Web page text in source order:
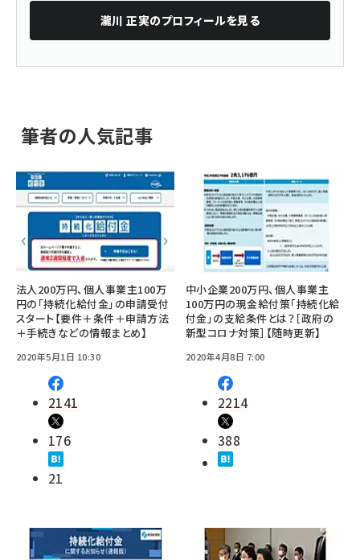
瀧川 正実のプロフィールを見る
筆者の人気記事
法人200万円、個人事業主100万
円の「持続化給付金」の申請受付
スタート【要件＋条件＋申請方法
＋手続きなどの情報まとめ】
2020年5月1日 10:30
2141
176
21
中小企業200万円、個人事業主
100万円の現金給付策「持続化給
付金」の支給条件とは？［政府の
新型コロナ対策］【随時更新】
2020年4月8日 7:00
2214
388